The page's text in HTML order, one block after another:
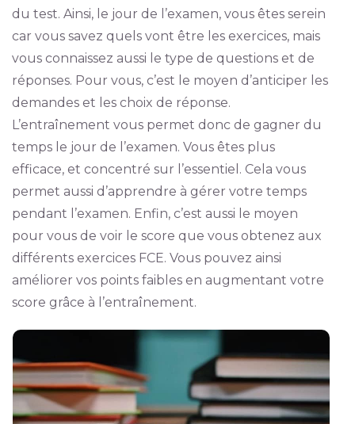
du test. Ainsi, le jour de l’examen, vous êtes serein
car vous savez quels vont être les exercices, mais
vous connaissez aussi le type de questions et de
réponses. Pour vous, c’est le moyen d’anticiper les
demandes et les choix de réponse.
L’entraînement vous permet donc de gagner du
temps le jour de l’examen. Vous êtes plus
efficace, et concentré sur l’essentiel. Cela vous
permet aussi d’apprendre à gérer votre temps
pendant l’examen. Enfin, c’est aussi le moyen
pour vous de voir le score que vous obtenez aux
différents exercices FCE. Vous pouvez ainsi
améliorer vos points faibles en augmentant votre
score grâce à l’entraînement.